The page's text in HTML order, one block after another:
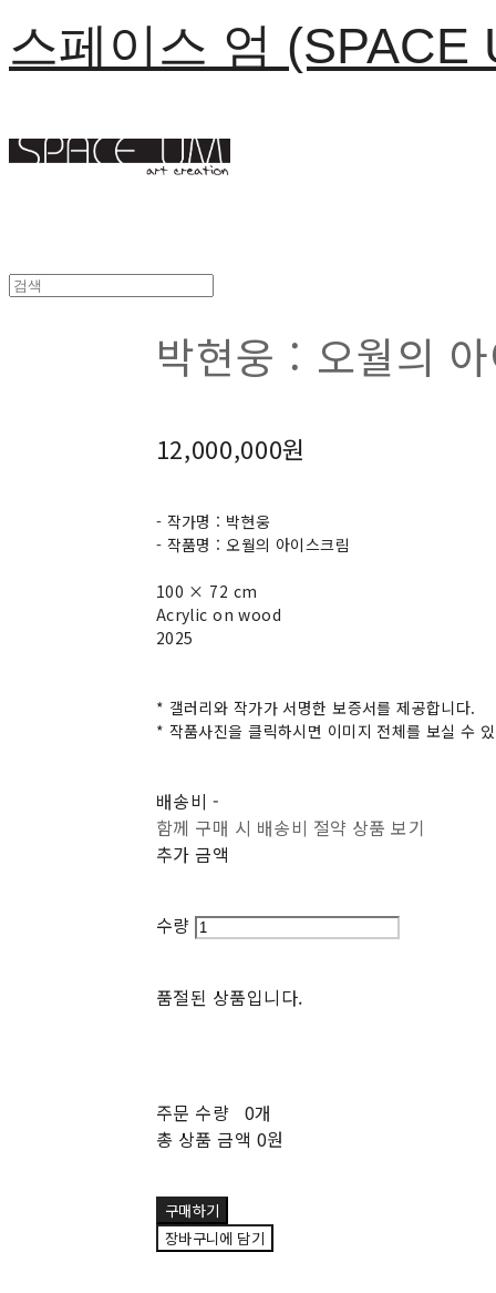
스페이스 엄 (SPACE
박현웅 : 오월의
12,000,000원
- 작가명 : 박현웅
- 작품명 : 오월의 아이스크림
100 × 72 cm
Acrylic on wood
2025
* 갤러리와 작가가 서명한 보증서를 제공합니다.
* 작품사진을 클릭하시면 이미지 전체를 보실 수
배송비 -
함께 구매 시 배송비 절약 상품 보기
추가 금액
수량
품절된 상품입니다.
주문 수량 0개
총 상품 금액 0원
구매하기
장바구니에 담기